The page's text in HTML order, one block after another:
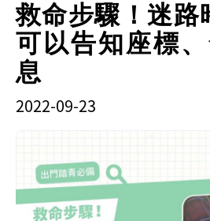
救命步驟！迷
可以告知座標
息
2022-09-23